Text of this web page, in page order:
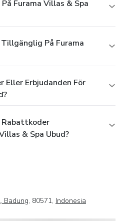
Furama Villas & Spa
På Furama
Eller Erbjudanden För
Rabattkoder
& Spa Ubud?
Badung, 80571, Indonesia